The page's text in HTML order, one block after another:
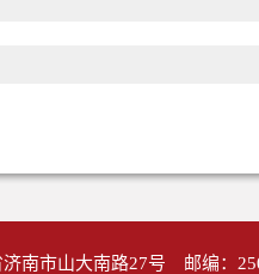
南市山大南路27号 邮编：